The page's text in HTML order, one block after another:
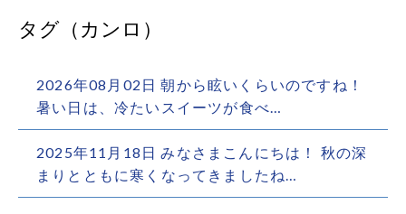
タグ（カンロ）
2026年08月02日 朝から眩いくらいの️ですね！
暑い日は、冷たいスイーツが食べ…
2025年11月18日 みなさまこんにちは！ 秋の深
まりとともに寒くなってきましたね…